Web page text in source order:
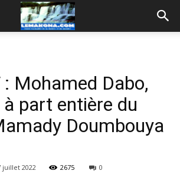
: Mohamed Dabo,
part entière du
Doumbouya
juillet 2022 2675 0